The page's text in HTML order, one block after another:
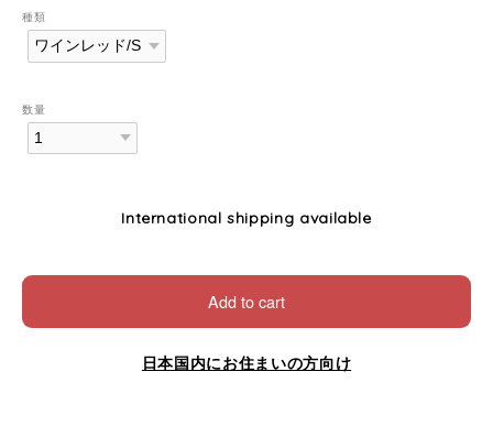
種類
数量
International shipping available
Add to cart
日本国内にお住まいの方向け